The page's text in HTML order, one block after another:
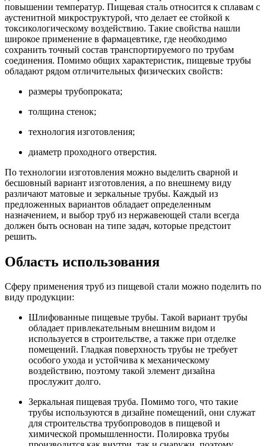
повышении температур. Пищевая сталь относится к сплавам с
аустенитной микроструктурой, что делает ее стойкой к
токсикологическому воздействию. Такие свойства нашли
широкое применение в фармацевтике, где необходимо
сохранить точный состав транспортируемого по трубам
соединения. Помимо общих характеристик, пищевые трубы
обладают рядом отличительных физических свойств:
размеры трубопроката;
толщина стенок;
технология изготовления;
диаметр проходного отверстия.
По технологии изготовления можно выделить сварной и
бесшовный вариант изготовления, а по внешнему виду
различают матовые и зеркальные трубы. Каждый из
предложенных вариантов обладает определенным
назначением, и выбор труб из нержавеющей стали всегда
должен быть основан на типе задач, которые предстоит
решить.
Область использования
Сферу применения труб из пищевой стали можно поделить по
виду продукции:
Шлифованные пищевые трубы. Такой вариант трубы
обладает привлекательным внешним видом и
используется в строительстве, а также при отделке
помещений. Гладкая поверхность трубы не требует
особого ухода и устойчива к механическому
воздействию, поэтому такой элемент дизайна
прослужит долго.
Зеркальная пищевая труба. Помимо того, что такие
трубы используются в дизайне помещений, они служат
для строительства трубопроводов в пищевой и
химической промышленности. Полировка трубы